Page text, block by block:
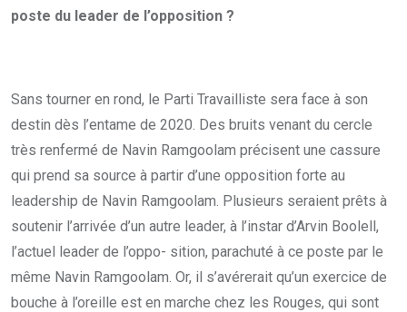
poste du leader de l’opposition ?
Sans tourner en rond, le Parti Travailliste sera face à son
destin dès l’entame de 2020. Des bruits venant du cercle
très renfermé de Navin Ramgoolam précisent une cassure
qui prend sa source à partir d’une opposition forte au
leadership de Navin Ramgoolam. Plusieurs seraient prêts à
soutenir l’arrivée d’un autre leader, à l’instar d’Arvin Boolell,
l’actuel leader de l’oppo- sition, parachuté à ce poste par le
même Navin Ramgoolam. Or, il s’avérerait qu’un exercice de
bouche à l’oreille est en marche chez les Rouges, qui sont